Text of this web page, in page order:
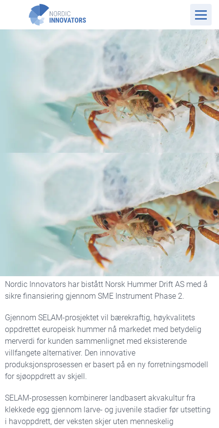
NO Website Kundehistorier
Ny forretningsmodell for
europeisk hummer
Nordic Innovators har bistått Norsk Hummer Drift AS med å
sikre finansiering gjennom SME Instrument Phase 2.
Gjennom SELAM-prosjektet vil bærekraftig, høykvalitets
oppdrettet europeisk hummer nå markedet med betydelig
merverdi for kunden sammenlignet med eksisterende
villfangete alternativer. Den innovative
produksjonsprosessen er basert på en ny forretningsmodell
for sjøoppdrett av skjell.
SELAM-prosessen kombinerer landbasert akvakultur fra
klekkede egg gjennom larve- og juvenile stadier før utsetting
i havoppdrett, der veksten skjer uten menneskelig